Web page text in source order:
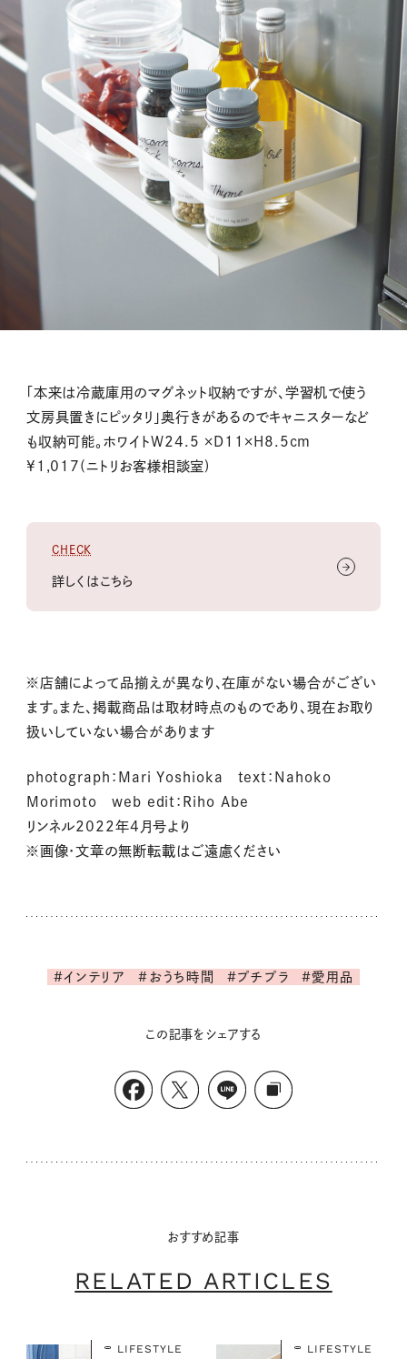
「本来は冷蔵庫用のマグネット収納ですが、学習机で使う
文房具置きにピッタリ」奥行きがあるのでキャニスターなど
も収納可能。ホワイトW24.5 ×D11×H8.5cm
¥1,017(ニトリお客様相談室)
CHECK
詳しくはこちら
※店舗によって品揃えが異なり、在庫がない場合がござい
ます。また、掲載商品は取材時点のものであり、現在お取り
扱いしていない場合があります
photograph：Mari Yoshioka text：Nahoko
Morimoto web edit：Riho Abe
リンネル2022年4月号より
※画像・文章の無断転載はご遠慮ください
#インテリア #おうち時間 #プチプラ #愛用品
この記事をシェアする
おすすめ記事
RELATED ARTICLES
LIFESTYLE LIFESTYLE